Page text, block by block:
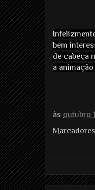
bem
de cabeça
a
às outubro